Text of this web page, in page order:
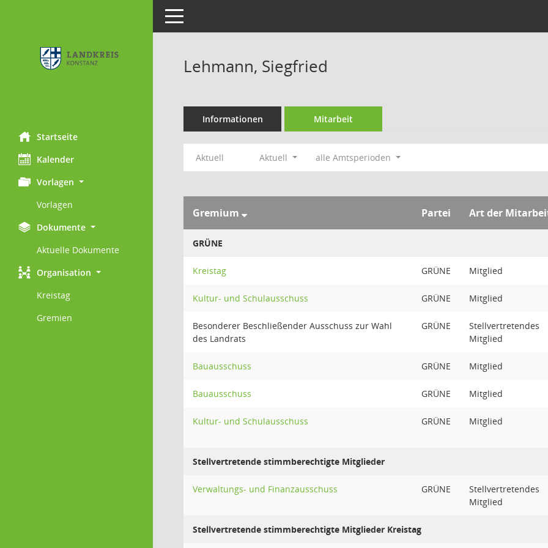
Startseite
Kalender
Vorlagen
Vorlagen
Dokumente
Aktuelle Dokumente
Organisation
Kreistag
Gremien
Toggle navigation
Lehmann, Siegfried
Informationen Mitarbeit
Aktuell Aktuell alle Amtsperioden
Gremium Partei Art der
GRÜNE
Kreistag GRÜNE Mitglied
Kultur- und Schulausschuss GRÜNE Mitglied
Besonderer Beschließender Ausschuss zur Wahl
des Landrats
GRÜNE
Stellvertretendes
Mitglied
Bauausschuss GRÜNE Mitglied
Bauausschuss GRÜNE Mitglied
Kultur- und Schulausschuss GRÜNE Mitglied
Stellvertretende stimmberechtigte Mitglieder
Verwaltungs- und Finanzausschuss GRÜNE
Stellvertretendes
Mitglied
Stellvertretende stimmberechtigte Mitglieder Kreistag